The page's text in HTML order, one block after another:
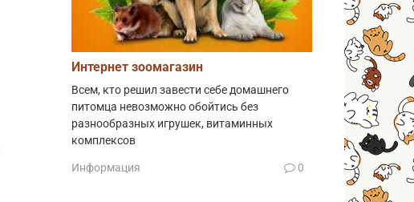
Интернет зоомагазин
Всем, кто решил завести себе домашнего
питомца невозможно обойтись без
разнообразных игрушек, витаминных
комплексов
Информация 0